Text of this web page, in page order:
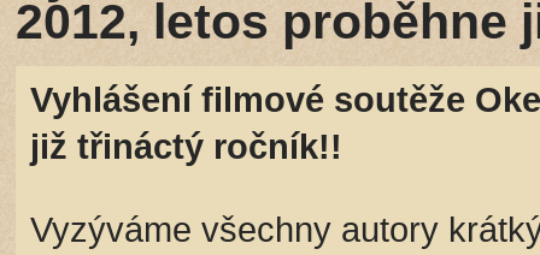
2012, letos
Vyhlášení filmové soutěže
již třináctý ročník!!
Vyzýváme všechny autory